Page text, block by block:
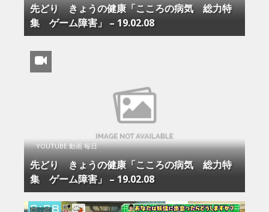
先どり きょうの健康「こころの病気 総力特
集 ゲーム障害」 – 19.02.08
YOUTUBE 動画 毎日
先どり きょうの健康「こころの病気 総力特
集 ゲーム障害」 – 19.02.08